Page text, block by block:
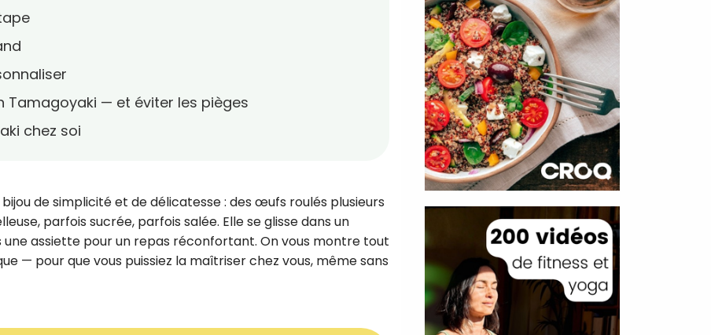
Tamagoyaki — et éviter les pièges
chez soi
de simplicité et de délicatesse : des œufs roulés plusieurs
parfois sucrée, parfois salée. Elle se glisse dans un
une assiette pour un repas réconfortant. On vous montre tout
— pour que vous puissiez la maîtriser chez vous, même sans